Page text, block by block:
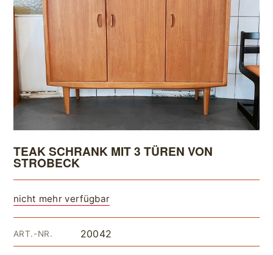
TEAK SCHRANK MIT 3 TÜREN VON
STROBECK
nicht mehr verfügbar
ART.-NR. 20042